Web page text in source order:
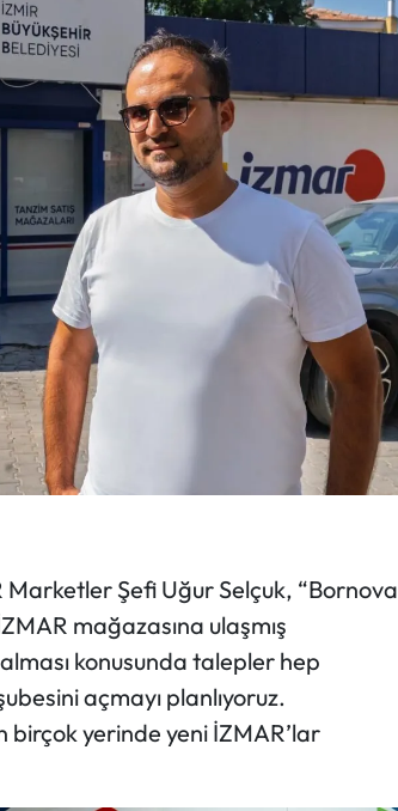
Marketler Şefi Uğur Selçuk, “Bornova
mağazasına ulaşmış
konusunda talepler hep
açmayı planlıyoruz.
birçok yerinde yeni İZMAR’lar